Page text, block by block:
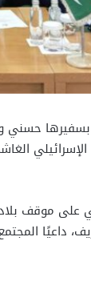
حسني
الإسرائيلي
على موقف
داعيًا